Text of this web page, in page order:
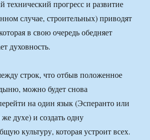
прогресс и развитие
случае, строительных) приводят
в свою очередь обедняет
духовность.
строк, что отбыв положенное
можно будет снова
на один язык (Эсперанто или
духе) и создать одну
культуру, которая устроит всех.